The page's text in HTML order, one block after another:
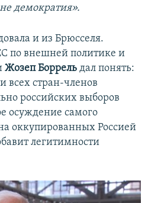
демократия».
и из Брюсселя.
по внешней политике и
Жозеп Боррель дал понять:
всех стран-членов
российских выборов
осуждение самого
оккупированных Россией
легитимности